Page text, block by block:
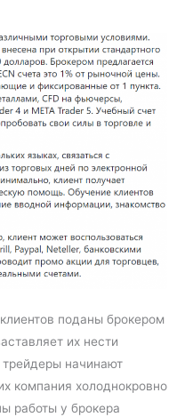
поданы брокером
их нести
начинают
компания холоднокровно
работы у брокера